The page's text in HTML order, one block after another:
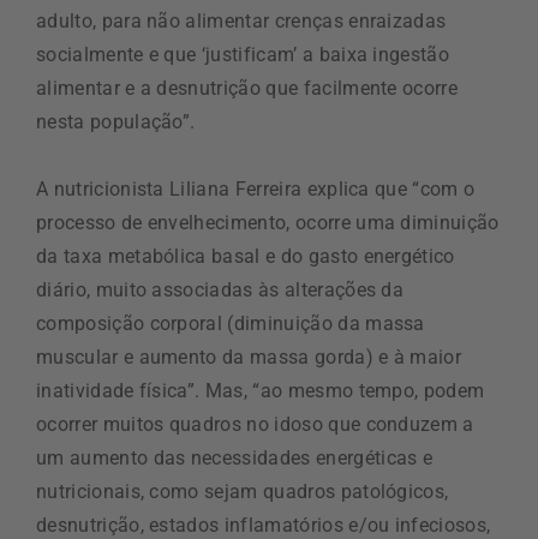
adulto, para não alimentar crenças enraizadas
socialmente e que ‘justificam’ a baixa ingestão
alimentar e a desnutrição que facilmente ocorre
nesta população”.
A nutricionista Liliana Ferreira explica que “com o
processo de envelhecimento, ocorre uma diminuição
da taxa metabólica basal e do gasto energético
diário, muito associadas às alterações da
composição corporal (diminuição da massa
muscular e aumento da massa gorda) e à maior
inatividade física”. Mas, “ao mesmo tempo, podem
ocorrer muitos quadros no idoso que conduzem a
um aumento das necessidades energéticas e
nutricionais, como sejam quadros patológicos,
desnutrição, estados inflamatórios e/ou infeciosos,